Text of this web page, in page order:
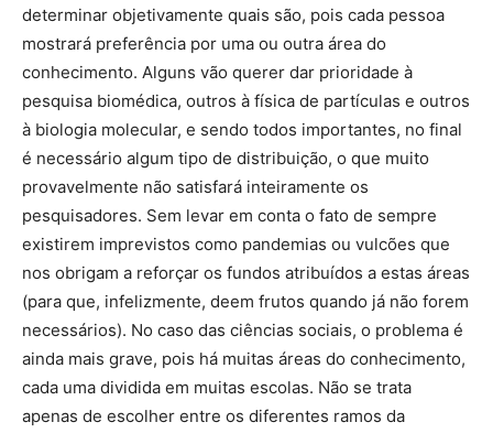
determinar objetivamente quais são, pois cada pessoa
mostrará preferência por uma ou outra área do
conhecimento. Alguns vão querer dar prioridade à
pesquisa biomédica, outros à física de partículas e outros
à biologia molecular, e sendo todos importantes, no final
é necessário algum tipo de distribuição, o que muito
provavelmente não satisfará inteiramente os
pesquisadores. Sem levar em conta o fato de sempre
existirem imprevistos como pandemias ou vulcões que
nos obrigam a reforçar os fundos atribuídos a estas áreas
(para que, infelizmente, deem frutos quando já não forem
necessários). No caso das ciências sociais, o problema é
ainda mais grave, pois há muitas áreas do conhecimento,
cada uma dividida em muitas escolas. Não se trata
apenas de escolher entre os diferentes ramos da